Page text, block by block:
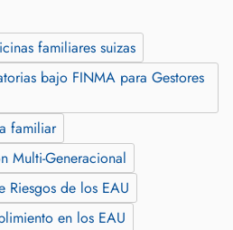
familiares suizas
bajo FINMA para Gestores
familiar
Multi-Generacional
Riesgos de los EAU
en los EAU